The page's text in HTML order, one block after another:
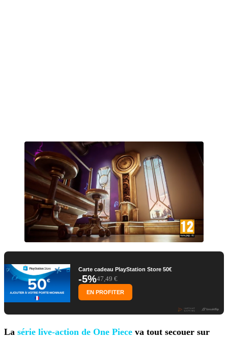
Carte cadeau PlayStation Store 50€
-5%47,49 €
EN PROFITER
La série live-action de One Piece va tout secouer sur